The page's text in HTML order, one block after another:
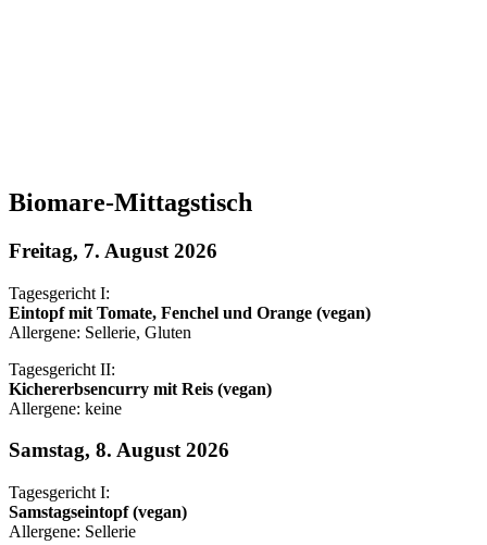
Biomare-Mittagstisch
Freitag, 7. August 2026
Tagesgericht I:
Eintopf mit Tomate, Fenchel und Orange (vegan)
Allergene: Sellerie, Gluten
Tagesgericht II:
Kichererbsencurry mit Reis (vegan)
Allergene: keine
Samstag, 8. August 2026
Tagesgericht I:
Samstagseintopf (vegan)
Allergene: Sellerie